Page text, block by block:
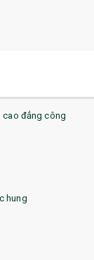
cao đẳng công
hung